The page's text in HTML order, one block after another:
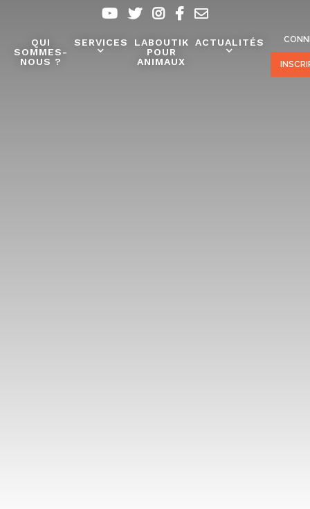
QUI
SOMMES-
NOUS ?
SERVICES
LABOUTIK
POUR
ANIMAUX
ACTUALITÉS